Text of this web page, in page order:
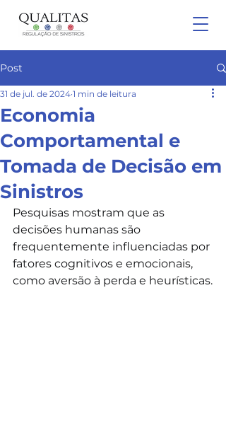
Post
Economia
Comportamental e
Tomada de Decisão em
Sinistros
31 de jul. de 2024 1 min de leitura
Pesquisas mostram que as
decisões humanas são
frequentemente influenciadas por
fatores cognitivos e emocionais,
como aversão à perda e heurísticas.